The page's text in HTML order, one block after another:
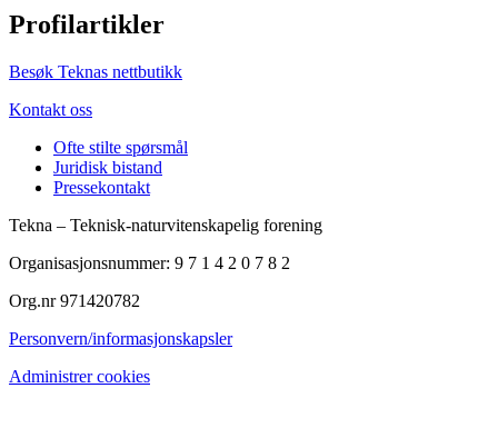
Profilartikler
Besøk Teknas nettbutikk
Kontakt oss
Ofte stilte spørsmål
Juridisk bistand
Pressekontakt
Tekna – Teknisk-naturvitenskapelig forening
Organisasjonsnummer: 9 7 1 4 2 0 7 8 2
Org.nr 971420782
Personvern/informasjonskapsler
Administrer cookies